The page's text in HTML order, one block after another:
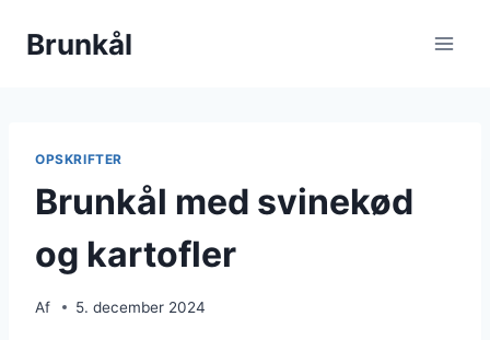
Brunkål
OPSKRIFTER
Brunkål med svinekød
og kartofler
Af 5. december 2024